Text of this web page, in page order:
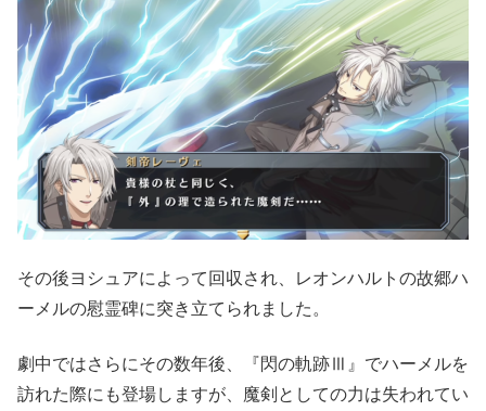
その後ヨシュアによって回収され、レオンハルトの故郷ハ
ーメルの慰霊碑に突き立てられました。
劇中ではさらにその数年後、『閃の軌跡Ⅲ』でハーメルを
訪れた際にも登場しますが、魔剣としての力は失われてい